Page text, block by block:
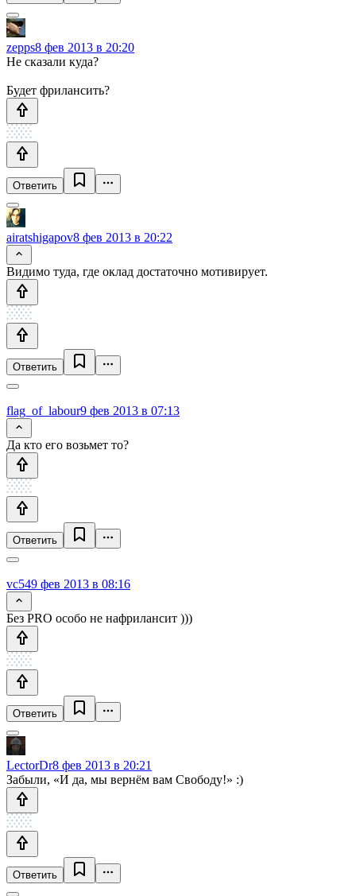
zepps8 фев 2013 в 20:20
Не сказали куда?
Будет фрилансить?
Ответить
airatshigapov8 фев 2013 в 20:22
Видимо туда, где оклад достаточно мотивирует.
Ответить
flag_of_labour9 фев 2013 в 07:13
Да кто его возьмет то?
Ответить
vc549 фев 2013 в 08:16
Без PRO особо не нафрилансит )))
Ответить
LectorDr8 фев 2013 в 20:21
Забыли, «И да, мы вернём вам Свободу!» :)
Ответить